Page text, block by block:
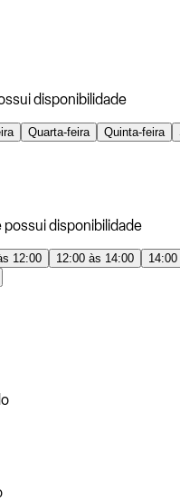
disponibilidade
Quarta-feira Quinta-feira
possui disponibilidade
12:00 12:00 às 14:00